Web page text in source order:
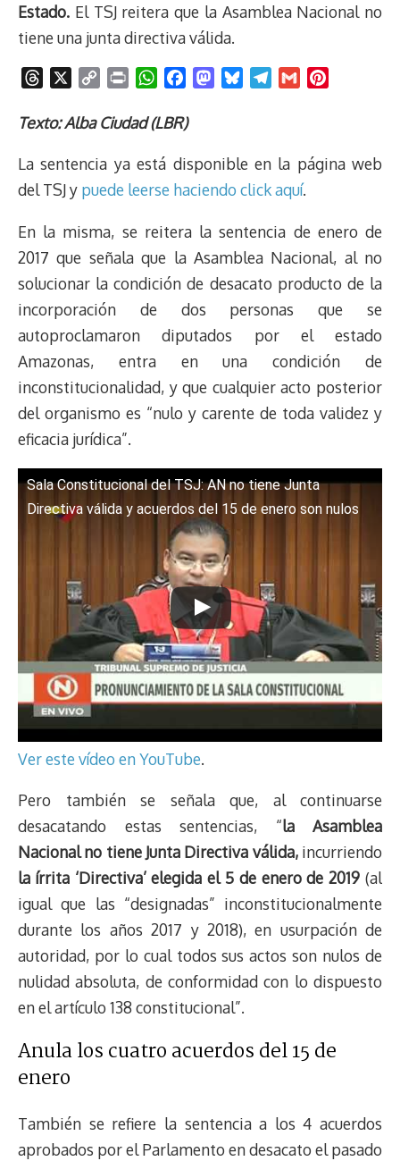
Estado. El TSJ reitera que la Asamblea Nacional no
tiene una junta directiva válida.
r
a
d
p
L
i
k
i
t
W
a
s
A
p
c
b
o
k
M
o
d
n
s
k
g
m
l
e
s
t
Texto: Alba Ciudad (LBR)
La sentencia ya está disponible en la página web
del TSJ y puede leerse haciendo click aquí.
En la misma, se reitera la sentencia de enero de
2017 que señala que la Asamblea Nacional, al no
solucionar la condición de desacato producto de la
incorporación de dos personas que se
autoproclamaron diputados por el estado
Amazonas, entra en una condición de
inconstitucionalidad, y que cualquier acto posterior
del organismo es “nulo y carente de toda validez y
eficacia jurídica”.
Sala Constitucional del TSJ: AN no tiene Junta
Directiva válida y acuerdos del 15 de enero son nulos
Ver este vídeo en YouTube.
Pero también se señala que, al continuarse
desacatando estas sentencias, “la Asamblea
Nacional no tiene Junta Directiva válida,incurriendo
la írrita ‘Directiva’ elegida el 5 de enero de 2019 (al
igual que las “designadas” inconstitucionalmente
durante los años 2017 y 2018), en usurpación de
autoridad, por lo cual todos sus actos son nulos de
nulidad absoluta, de conformidad con lo dispuesto
en el artículo 138 constitucional”.
Anula los cuatro acuerdos del 15 de
enero
También se refiere la sentencia a los 4 acuerdos
aprobados por el Parlamento en desacato el pasado